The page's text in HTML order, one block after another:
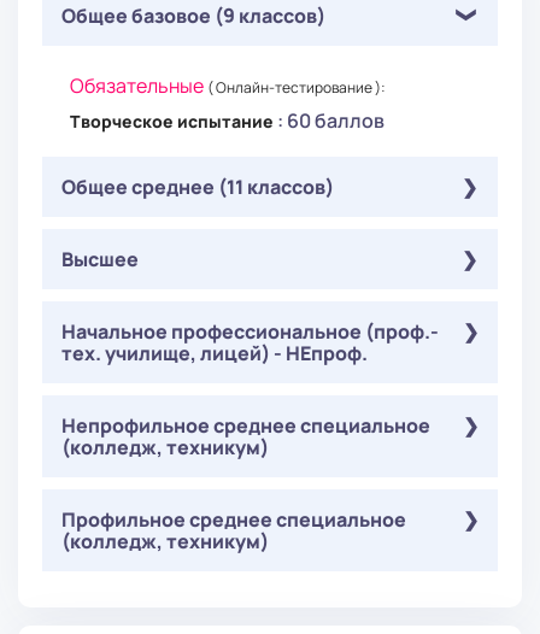
Общее базовое (9 классов)
Обязательные ( Онлайн-тестирование ):
Творческое испытание : 60 баллов
Общее среднее (11 классов)
Обязательные
Высшее
Обязательные( Онлайн-тестирование ):
Творческое испытание : 60 баллов
Начальное профессиональное (проф.-
тех. училище, лицей) - НЕпроф.
Обязательные( Онлайн-тестирование ):
Творческое испытание
Непрофильное среднее специальное
(колледж, техникум)
Обязательные( Онлайн-тестирование ):
Творческое испытание
Профильное среднее специальное
(колледж, техникум)